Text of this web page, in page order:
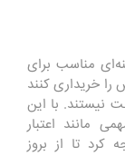
مناسب برای
را خریداری کنند
نیستند. با این
مانند اعتبار
کرد تا از بروز